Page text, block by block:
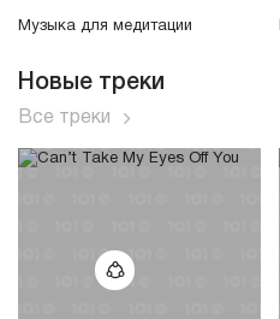
Музыка для медитации
Новые треки
Все треки